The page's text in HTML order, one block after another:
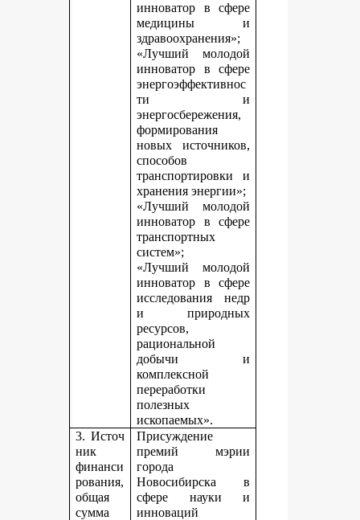
инноватор в сфере
медицины и
здравоохранения»;
«Лучший молодой
инноватор в сфере
энергоэффективнос
ти и
энергосбережения,
формирования
новых источников,
способов
транспортировки и
хранения энергии»;
«Лучший молодой
инноватор в сфере
транспортных
систем»;
«Лучший молодой
инноватор в сфере
исследования недр
и природных
ресурсов,
рациональной
добычи и
комплексной
переработки
полезных
ископаемых».
3. Источ
ник
финанси
рования,
общая
сумма
Присуждение
премий мэрии
города
Новосибирска в
сфере науки и
инноваций